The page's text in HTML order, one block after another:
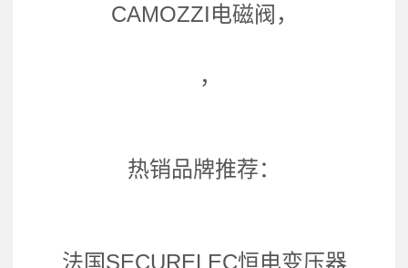
CAMOZZI电磁阀，
，
热销品牌推荐：
法国SECURELEC恒电变压器